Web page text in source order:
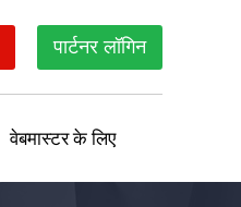
पार्टनर लॉगिन
वेबमास्टर के लिए